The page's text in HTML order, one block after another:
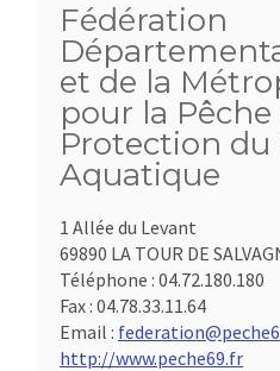
Fédération
et de la
pour la Pêche
Protection du
Aquatique
1 Allée du Levant
69890 LA TOUR DE
Téléphone : 04.72.180.180
Fax : 04.78.33.11.64
Email :
http://www.peche69.fr